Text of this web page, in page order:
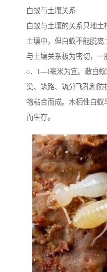
白蚁与土壤关系
白蚁与土壤的关系只地
土壤中，但白蚁不能脱
与土壤关系极为密切，
o．1—l毫米为宜。散白
巢、筑路、筑分飞孔和
物粘合而成。木栖性白
而生存。